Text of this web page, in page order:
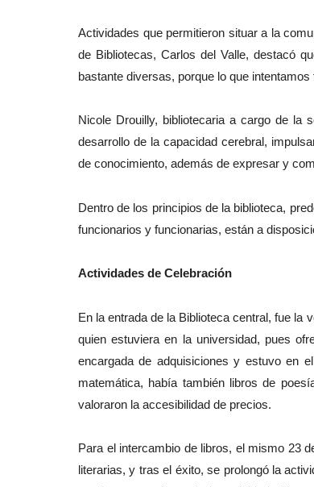
Actividades que permitieron situar a la
de Bibliotecas, Carlos del Valle, destacó
bastante diversas, porque lo que
Nicole Drouilly, bibliotecaria a cargo de la
desarrollo de la capacidad cerebral,
de conocimiento, además de expresar y
Dentro de los principios de la biblioteca,
funcionarios y funcionarias, están a
Actividades de Celebración
En la entrada de la Biblioteca central, fue
quien estuviera en la universidad, pues
encargada de adquisiciones y estuvo en
matemática, había también libros de
valoraron la accesibilidad de precios.
Para el intercambio de libros, el mismo 23
literarias, y tras el éxito, se prolongó la